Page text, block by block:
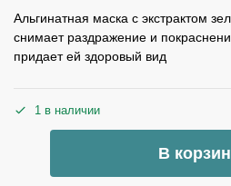
Альгинатная маска c экстрактом
снимает раздражение и
придает ей здоровый вид
1 в наличии
В